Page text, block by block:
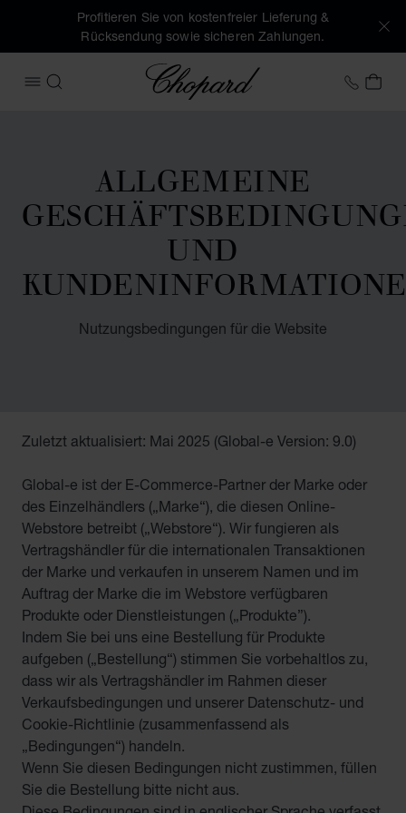
Profitieren Sie von kostenfreier Lieferung &
Rücksendung sowie sicheren Zahlungen.
MENÜ ÖFFNEN
SUCHEN
Chopard +49
ALLGEMEINE
UND
Nutzungsbedingungen für die Website
Zuletzt aktualisiert: Mai 2025 (Global-e Version: 9.0)
Global-e ist der E-Commerce-Partner der Marke oder
des Einzelhändlers („Marke“), die diesen Online-
Webstore betreibt („Webstore“). Wir fungieren als
Vertragshändler für die internationalen Transaktionen
der Marke und verkaufen in unserem Namen und im
Auftrag der Marke die im Webstore verfügbaren
Produkte oder Dienstleistungen („Produkte”).
Indem Sie bei uns eine Bestellung für Produkte
aufgeben („Bestellung“) stimmen Sie vorbehaltlos zu,
dass wir als Vertragshändler im Rahmen dieser
Verkaufsbedingungen und unserer Datenschutz- und
Cookie-Richtlinie (zusammenfassend als
„Bedingungen“) handeln.
Wenn Sie diesen Bedingungen nicht zustimmen, füllen
Sie die Bestellung bitte nicht aus.